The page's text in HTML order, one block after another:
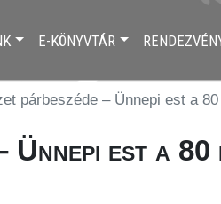
E-KÖNYVTÁR
párbeszéde – Ünnepi est a
Ünnepi est a